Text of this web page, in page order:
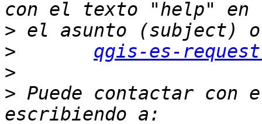
>
>
qgis-es-
>
> Puede contactar